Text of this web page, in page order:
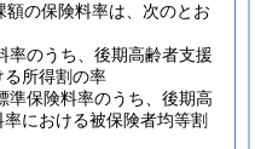
の保険料率は、次のとお
のうち、後期高齢者支援
所得割の率
保険料率のうち、後期高
における被保険者均等割